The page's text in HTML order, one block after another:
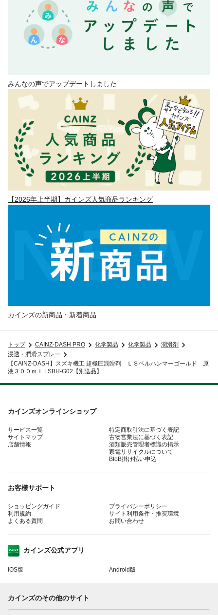
みんなの声でアップデートしました
【2026年上半期】カインズ人気商品ランキング
カインズの新商品・新着商品
トップ CAINZ-DASH PRO 化学製品 化学製品
潤滑剤
浸透・潤滑スプレー
【CAINZ-DASH】スズキ機工 超極圧潤滑剤 ＬＳベルハンマーゴールド 原
液３００ｍｌ LSBH-G02【別送品】
カインズオンラインショップ
サービス一覧
サイトマップ
店舗情報
特定商取引法に基づく表記
古物営業法に基づく表記
酒類販売管理者標識の掲示
家電リサイクルについて
BtoB掛け払い申込
お客様サポート
ショッピングガイド
利用規約
よくある質問
プライバシーポリシー
サイト利用条件・推奨環境
お問い合わせ
カインズ公式アプリ
iOS版 Android版
カインズのその他のサイト